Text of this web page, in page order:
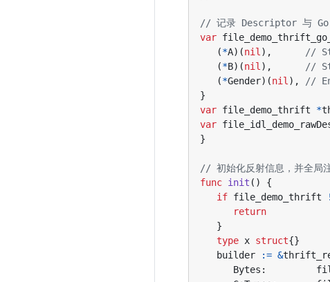
// 记录 Descriptor 与 Go
var
(*A)(nil ),
//
(*B)(nil ),
//
(*Gender)(nil ),
//
}
var file_demo_thrift *
var
}
// 初始化反射信息，并全局
func init ()
{
if file_demo_thrift
return
}
type x struct{}
builder
:= &
Bytes :